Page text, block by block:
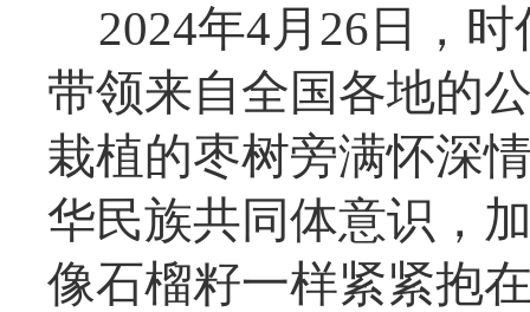
2024年4月26日，
带领来自全国各地的
栽植的枣树旁满怀深
华民族共同体意识，
像石榴籽一样紧紧抱